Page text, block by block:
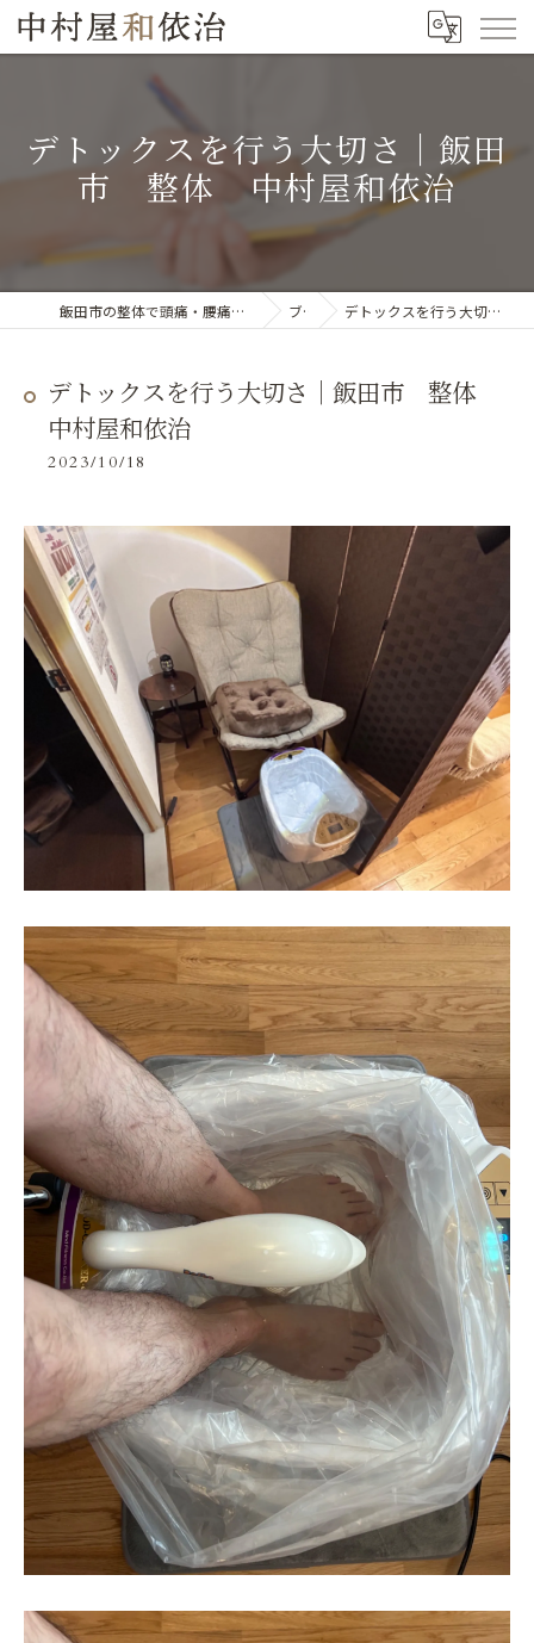
デトックスを行う大切さ｜飯田
市 整体 中村屋和依治
飯田市の整体で頭痛・腰痛・肩こりの改善なら「中村屋和依治」 ブログ デトックスを行う大切さ｜飯田市 整体 中村屋和依治
デトックスを行う大切さ｜飯田市 整体
中村屋和依治
2023/10/18